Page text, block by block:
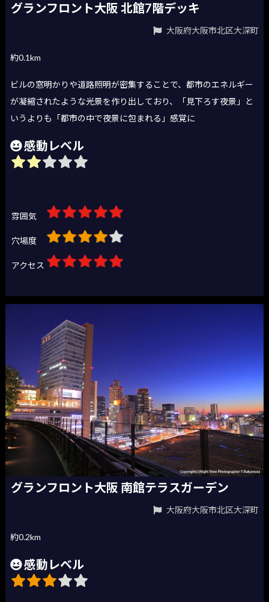
グランフロント大阪 北館7階デッキ
大阪府大阪市北区大深町
約0.1km
ビルの窓明かりや道路照明が密集することで、都市のエネルギー
が凝縮されたような光景を作り出しており、「見下ろす夜景」と
いうよりも「都市の中で夜景に包まれる」感覚に
感動レベル
雰囲気
穴場度
アクセス
グランフロント大阪 南館テラスガーデン
大阪府大阪市北区大深町
約0.2km
感動レベル